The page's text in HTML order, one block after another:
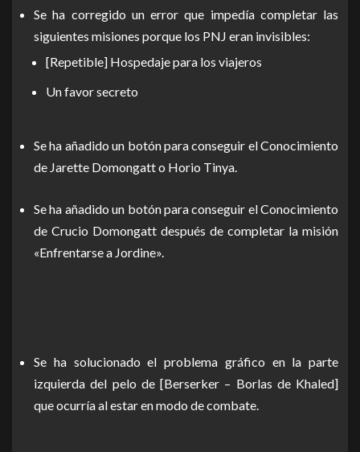
Se ha corregido un error que impedía completar las
siguientes misiones porque los PNJ eran invisibles:
[Repetible] Hospedaje para los viajeros
Un favor secreto
Se ha añadido un botón para conseguir el Conocimiento
de Jarette Domongatt o Horio Tinya.
Se ha añadido un botón para conseguir el Conocimiento
de Crucio Domongatt después de completar la misión
«Enfrentarse a Jordine».
Se ha solucionado el problema gráfico en la parte
izquierda del pelo de [Berserker – Borlas de Khaled]
que ocurría al estar en modo de combate.